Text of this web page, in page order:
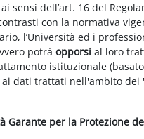
sensi dell’art. 16 del
con la normativa
l’Università ed i
potràopporsi al loro
istituzionale
dati trattati nell'ambito
Garante per la Protezione